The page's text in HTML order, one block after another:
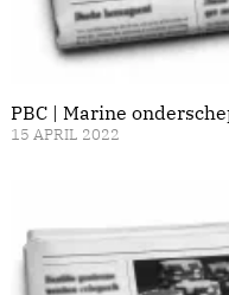
PBC | Marine
15 APRIL 2022